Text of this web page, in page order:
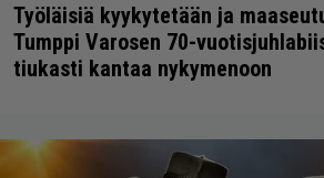
Työläisiä kyykytetään ja
Tumppi Varosen 70-
tiukasti kantaa nykymenoon